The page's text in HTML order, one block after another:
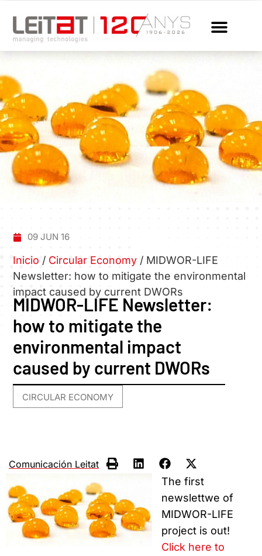
09 JUN 16
Inicio / Circular Economy / MIDWOR-LIFE
Newsletter: how to mitigate the environmental
impact caused by current DWORs
MIDWOR-LIFE Newsletter:
how to mitigate the
environmental impact
caused by current DWORs
CIRCULAR ECONOMY
Comunicación Leitat
The first
newslettwe of
MIDWOR-LIFE
project is out!
Click here to